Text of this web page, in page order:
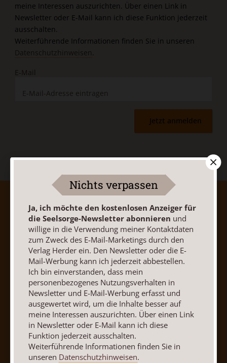
meine Interessen auszurichten. Über einen Link in
Newsletter oder E-Mail kann ich diese Funktion jederzeit
ausschalten.
Weiterführende Informationen finden Sie in unseren
Datenschutzhinweisen.
E-Mail
Jetzt anmelden
Barrierefreiheit
Impressum
Vertrag widerrufen Abo online kündigen
Nichts verpassen
Ja, ich möchte den kostenlosen Anzeiger für
die Seelsorge-Newsletter abonnieren und
willige in die Verwendung meiner Kontaktdaten
zum Zweck des E-Mail-Marketings durch den
Verlag Herder ein. Den Newsletter oder die E-
Mail-Werbung kann ich jederzeit abbestellen.
Ich bin einverstanden, dass mein
personenbezogenes Nutzungsverhalten in
Newsletter und E-Mail-Werbung erfasst und
ausgewertet wird, um die Inhalte besser auf
meine Interessen auszurichten. Über einen Link
in Newsletter oder E-Mail kann ich diese
Funktion jederzeit ausschalten.
Weiterführende Informationen finden Sie in
unseren Datenschutzhinweisen.